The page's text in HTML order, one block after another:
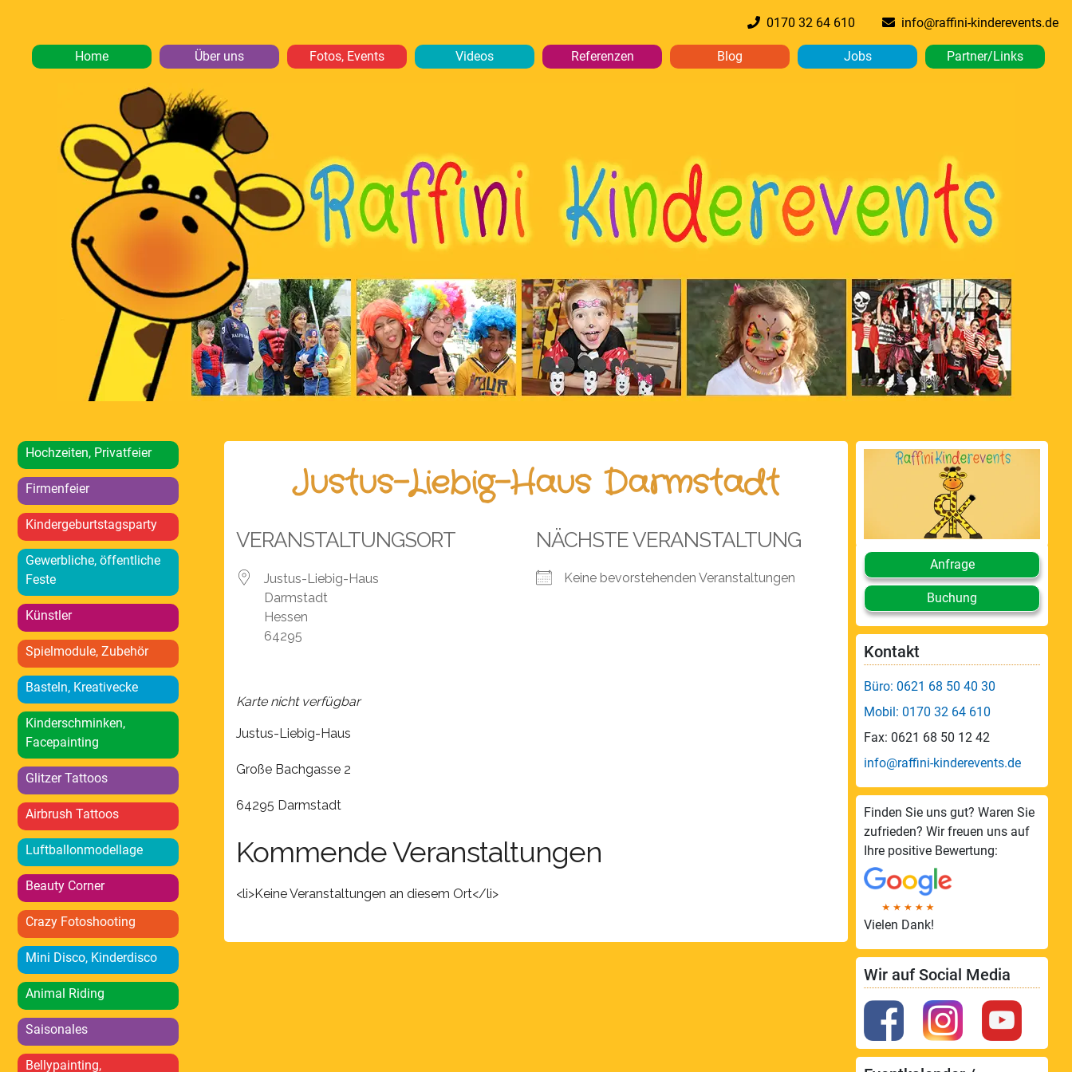
0170 32 64 610 info@raffini-kinderevents.de
Home Über uns Fotos, Events Videos Referenzen Blog Jobs Partner/Links
Hochzeiten, Privatfeier
Firmenfeier
Kindergeburtstagsparty
Gewerbliche, öffentliche
Feste
Künstler
Spielmodule, Zubehör
Basteln, Kreativecke
Kinderschminken,
Facepainting
Glitzer Tattoos
Airbrush Tattoos
Luftballonmodellage
Beauty Corner
Crazy Fotoshooting
Mini Disco, Kinderdisco
Animal Riding
Saisonales
Bellypainting,
Justus-Liebig-Haus Darmstadt
VERANSTALTUNGSORT
Justus-Liebig-Haus
Darmstadt
Hessen
64295
NÄCHSTE VERANSTALTUNG
Keine bevorstehenden Veranstaltungen
Karte nicht verfügbar
Justus-Liebig-Haus
Große Bachgasse 2
64295 Darmstadt
Kommende Veranstaltungen
<li>Keine Veranstaltungen an diesem Ort</li>
Anfrage
Buchung
Kontakt
Büro: 0621 68 50 40 30
Mobil: 0170 32 64 610
Fax: 0621 68 50 12 42
info@raffini-kinderevents.de
Finden Sie uns gut? Waren Sie
zufrieden? Wir freuen uns auf
Ihre positive Bewertung:
Vielen Dank!
Wir auf Social Media